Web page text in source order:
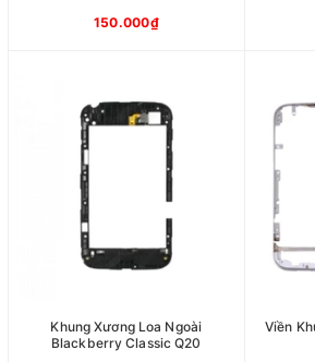
150.000₫
Khung Xương Loa Ngoài
Blackberry Classic Q20
Viền